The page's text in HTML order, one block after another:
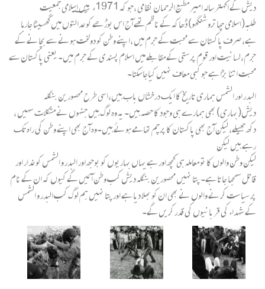
دیش کے اکہتر سالہ امیر مطیع الرحمان نظامی ،جو کہ 1971ء ؁ میں اسلامی جمعیت
طلبہ(اسلامی چھاترو شنگھو) ڈھاکہ کے ناظم تھے آج اس بوڑھے کو عدالتوں میں گھسیٹا جارہا
ہے، صرف پاکستان سے محبت کے جرم میں ،اپنے وطن کو دولخت ہونے سے بچانے کے
جرم،لسانیت اور قوم پرستی کے مقابلے میں اسلام پسندی کے جرم میں۔ یعنی پاکستان سے
محبت اتنا بڑا ہے جو کبی معاف نہیں کیاجاسکتا۔
البدر اور الشمس ہماری تاریخ کا ایک درخشاں باب ہیں،اسی طرح محصورین بنگلہ
دیش(بہاری) بھی ہمارے ہی وجود کا حصہ ہیں۔ یہ وہ لوگ ہیں جنہوں نے مشکلات سہیں ،
دکھ جھیلے، لیکن آج بھی پاکستان کا پرچم تھامے ہوئے ہیں۔وہ آج بھی اپنے وطن کی راہ تک
رہے ہیں لیکن
لیکن وطن والوں کا تو معاملہ ہی کچھ اور ہے یہاں بہاریوں کو بوجھ اور البدر و الشمس کو غدار اور
قاتل سمجھا جاتا ہے۔ پتا نہیں محصورین بنگلہ دیش کب وطن آئیں گے کیوں کہ ان کے نام
پر سیاست کرنے والوں نے بھی ان کو بھلا دیا ہے اور پتا نہیں ہم لوگ کب البدر و الشمس
کے شہداء کی قربانیوں کی قدر کریں گے۔